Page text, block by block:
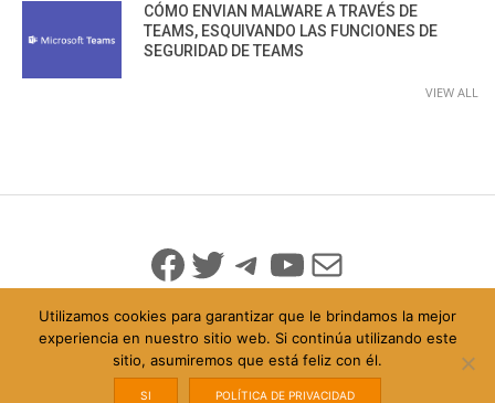
CÓMO ENVIAN MALWARE A TRAVÉS DE
TEAMS, ESQUIVANDO LAS FUNCIONES DE
SEGURIDAD DE TEAMS
VIEW ALL
Facebook
Twitter
Telegram
YouTube
Mail
© 2026 Todo Derechos Reservados
Política de Privacidad
info@iicybersecurity.com
Utilizamos cookies para garantizar que le brindamos la mejor
experiencia en nuestro sitio web. Si continúa utilizando este
sitio, asumiremos que está feliz con él.
SI POLÍTICA DE PRIVACIDAD